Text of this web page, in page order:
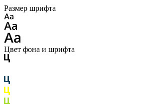
Размер шрифта
Цвет фона и шрифта